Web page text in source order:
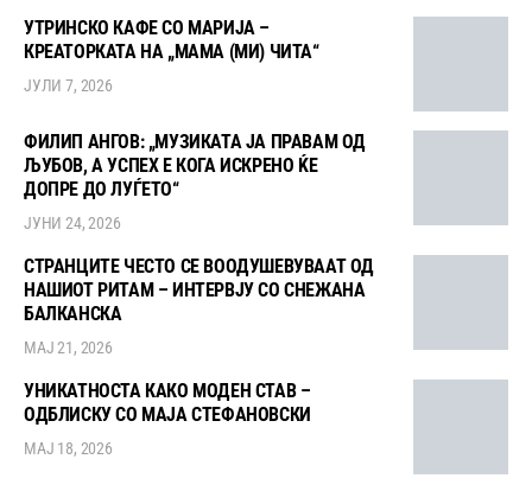
УТРИНСКО КАФЕ СО МАРИЈА –
КРЕАТОРКАТА НА „МАМА (МИ) ЧИТА“
ЈУЛИ 7, 2026
ФИЛИП АНГОВ: „МУЗИКАТА ЈА ПРАВАМ ОД
ЉУБОВ, А УСПЕХ Е КОГА ИСКРЕНО ЌЕ
ДОПРЕ ДО ЛУЃЕТО“
ЈУНИ 24, 2026
СТРАНЦИТЕ ЧЕСТО СЕ ВООДУШЕВУВААТ ОД
НАШИОТ РИТАМ – ИНТЕРВЈУ СО СНЕЖАНА
БАЛКАНСКА
МАЈ 21, 2026
УНИКАТНОСТА КАКО МОДЕН СТАВ –
ОДБЛИСКУ СО МАЈА СТЕФАНОВСКИ
МАЈ 18, 2026